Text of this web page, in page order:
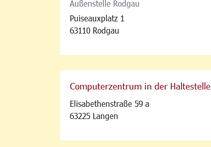
Außenstelle Rodgau
Puiseauxplatz 1
63110 Rodgau
Computerzentrum in der Haltestelle
Elisabethenstraße 59 a
63225 Langen